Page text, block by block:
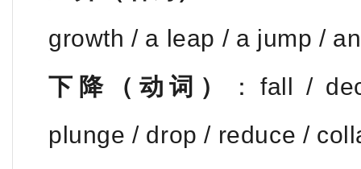
growth / a leap / a jump /
下降（动词）
：fall /
plunge / drop / reduce /